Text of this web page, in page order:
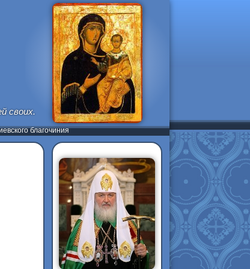
своих.
благочиния